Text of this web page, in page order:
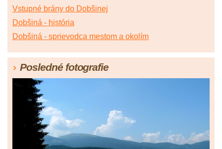
Vstupné brány do Dobšinej
Dobšiná - história
Dobšiná - sprievodca mestom a okolím
Posledné fotografie